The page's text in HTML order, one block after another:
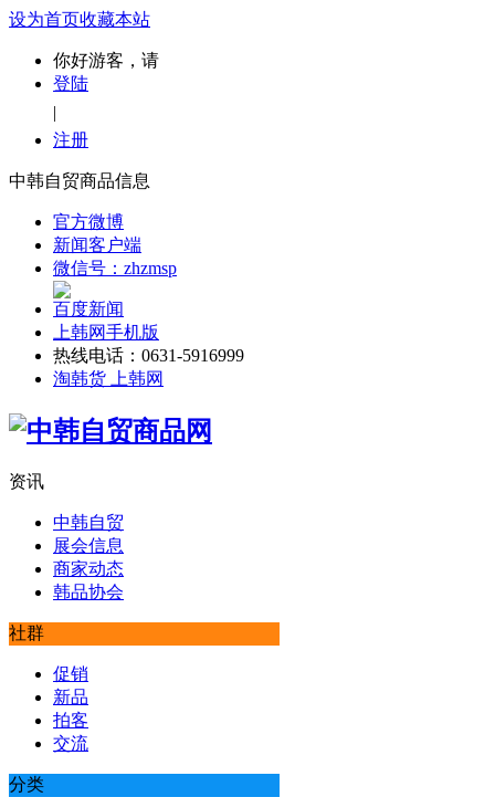
设为首页收藏本站
你好游客，请
登陆
|
注册
中韩自贸商品信息
官方微博
新闻客户端
微信号：zhzmsp
百度新闻
上韩网手机版
热线电话：0631-5916999
淘韩货 上韩网
资讯
中韩自贸
展会信息
商家动态
韩品协会
社群
促销
新品
拍客
交流
分类